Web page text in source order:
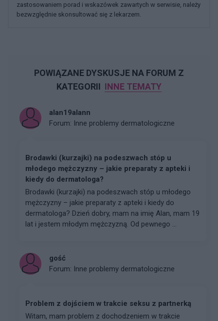
zastosowaniem porad i wskazówek zawartych w serwisie, należy
bezwzględnie skonsultować się z lekarzem.
POWIĄZANE DYSKUSJE NA FORUM Z
KATEGORII INNE TEMATY
alan19alann
Forum: Inne problemy dermatologiczne
Brodawki (kurzajki) na podeszwach stóp u
młodego mężczyzny – jakie preparaty z apteki i
kiedy do dermatologa?
Brodawki (kurzajki) na podeszwach stóp u młodego
mężczyzny – jakie preparaty z apteki i kiedy do
dermatologa? Dzień dobry, mam na imię Alan, mam 19
lat i jestem młodym mężczyzną. Od pewnego ...
gość
Forum: Inne problemy dermatologiczne
Problem z dojściem w trakcie seksu z partnerką
Witam, mam problem z dochodzeniem w trakcie